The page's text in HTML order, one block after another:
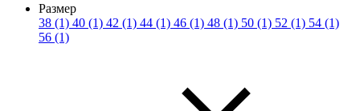
Размер
38 (1) 40 (1) 42 (1) 44 (1) 46 (1) 48 (1) 50 (1) 52 (1) 54 (1)
56 (1)